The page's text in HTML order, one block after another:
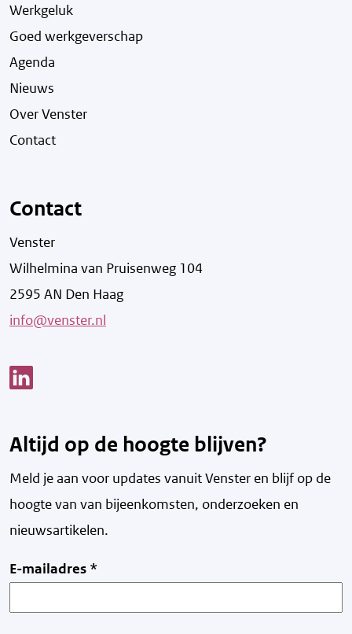
Werkgeluk
Goed werkgeverschap
Agenda
Nieuws
Over Venster
Contact
Contact
Venster
Wilhelmina van Pruisenweg 104
2595 AN Den Haag
info@venster.nl
Altijd op de hoogte blijven?
Meld je aan voor updates vanuit Venster en blijf op de
hoogte van van bijeenkomsten, onderzoeken en
nieuwsartikelen.
E-mailadres *